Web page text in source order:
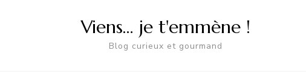
Viens… je t'emmène !
Blog curieux et gourmand